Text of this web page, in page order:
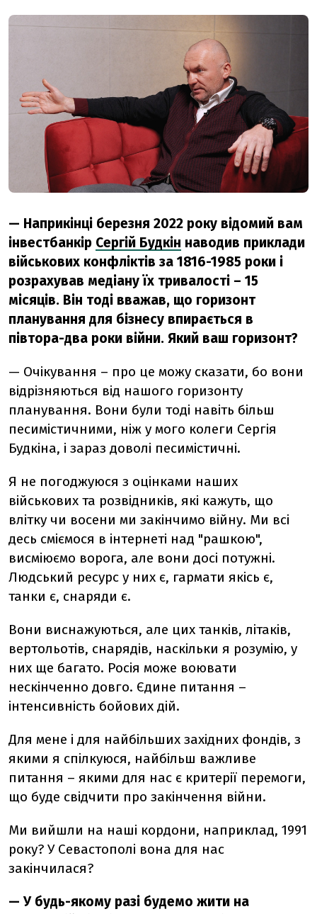
— Наприкінці березня 2022 року відомий вам
інвестбанкір Сергій Будкін наводив приклади
військових конфліктів за 1816-1985 роки і
розрахував медіану їх тривалості – 15
місяців. Він тоді вважав, що горизонт
планування для бізнесу впирається в
півтора-два роки війни. Який ваш горизонт?
— Очікування – про це можу сказати, бо вони
відрізняються від нашого горизонту
планування. Вони були тоді навіть більш
песимістичними, ніж у мого колеги Сергія
Будкіна, і зараз доволі песимістичні.
Я не погоджуюся з оцінками наших
військових та розвідників, які кажуть, що
влітку чи восени ми закінчимо війну. Ми всі
десь сміємося в інтернеті над "рашкою",
висміюємо ворога, але вони досі потужні.
Людський ресурс у них є, гармати якісь є,
танки є, снаряди є.
Вони виснажуються, але цих танків, літаків,
вертольотів, снарядів, наскільки я розумію, у
них ще багато. Росія може воювати
нескінченно довго. Єдине питання –
інтенсивність бойових дій.
Для мене і для найбільших західних фондів, з
якими я спілкуюся, найбільш важливе
питання – якими для нас є критерії перемоги,
що буде свідчити про закінчення війни.
Ми вийшли на наші кордони, наприклад, 1991
року? У Севастополі вона для нас
закінчилася?
— У будь-якому разі будемо жити на